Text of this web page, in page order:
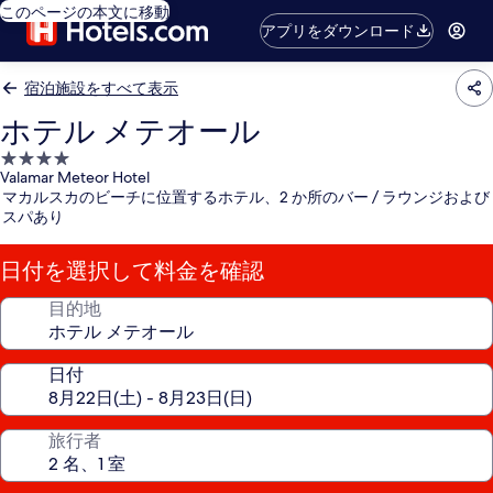
このページの本文に移動
アプリをダウンロード
宿泊施設をすべて表示
ホテル メテオール
4.0
つ
星
泊
施
設
Valamar Meteor Hotel
マカルスカのビーチに位置するホテル、2 か所のバー / ラウンジおよび
スパあり
日付を選択して料金を確認
目的地
日付
旅行者